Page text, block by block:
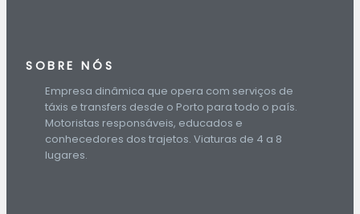
SOBRE NÓS
Empresa dinâmica que opera com serviços de
táxis e transfers desde o Porto para todo o país.
Motoristas responsáveis, educados e
conhecedores dos trajetos. Viaturas de 4 a 8
lugares.